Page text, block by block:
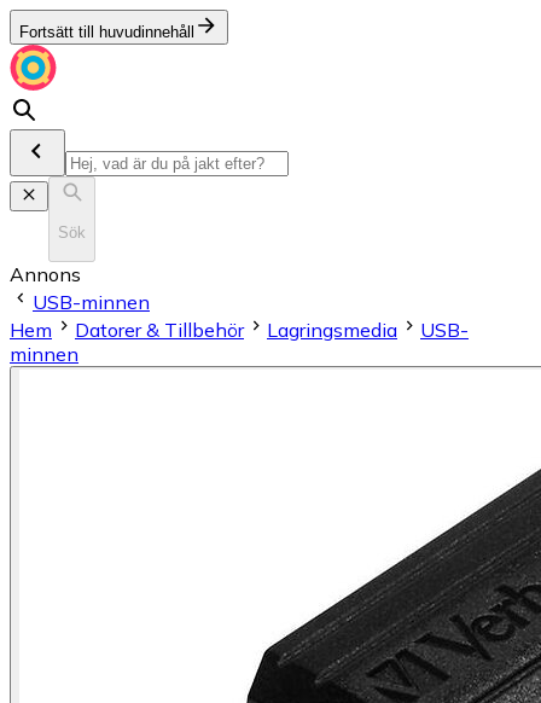
Fortsätt till huvudinnehåll
Sök
Annons
USB-minnen
Hem
Datorer & Tillbehör Lagringsmedia
USB-
minnen